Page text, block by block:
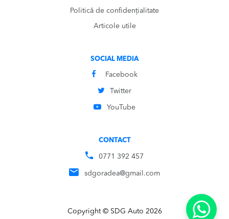
Politică de confidențialitate
Articole utile
SOCIAL MEDIA
Facebook
Twitter
YouTube
CONTACT
0771 392 457
sdgoradea@gmail.com
Copyright © SDG Auto 2026